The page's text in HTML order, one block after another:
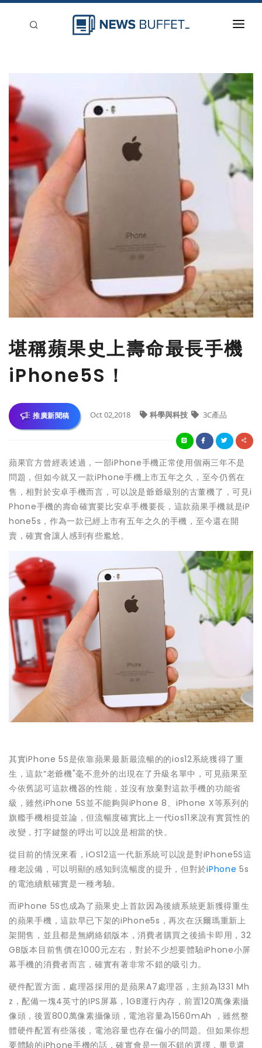
堪稱蘋果史上壽命最長手機
iPhone5S！
推廣新聞稿 Oct 02,2018 科學與科技 3C產品
蘋果官方曾經表述過，一部iPhone手機正常使用個兩三年不是
問題，但如今就又一款iPhone手機上市五年之久，至今仍舊在
售，相對於安卓手機而言，可以說是爺爺級別的古董機了，可見i
Phone手機的壽命確實要比安卓手機要長，這款蘋果手機就是iP
hone5s，作為一款已經上市有五年之久的手機，至今還在開
賣，確實會讓人感到有些尷尬。
其實iPhone 5S是依靠蘋果最新最流暢的的ios12系統獲得了重
生，這款“老爺機"毫不意外的出現在了升級名單中，可見蘋果至
今依舊認可這款機器的性能，並沒有放棄對這款手機的功能省
級，雖然iPhone 5S並不能夠與iPhone 8、iPhone X等系列的
旗艦手機相提並論，但流暢度確實比上一代ios11來說有實質性的
改變，打字鍵盤的呼出可以說是相當的快。
從目前的情況來看，iOS12這一代新系統可以說是對iPhone5S這
種老設備，可以明顯的感知到流暢度的提升，但對於iPhone 5s
的電池續航確實是一種考驗。
而iPhone 5S也成為了蘋果史上首款因為後續系統更新獲得重生
的蘋果手機，這款早已下架的iPhone5s，再次在沃爾瑪重新上
架開售，並且都是無網絡鎖版本，消費者購買之後插卡即用，32
GB版本目前售價在1000元左右，對於不少想要體驗iPhone小屏
幕手機的消費者而言，確實有著非常不錯的吸引力。
硬件配置方面，處理器採用的是蘋果A7處理器，主頻為1331 Mh
z，配備一塊4英寸的IPS屏幕，1GB運行內存，前置120萬像素攝
像頭，後置800萬像素攝像頭，電池容量為1560mAh ，雖然整
體硬件配置有些落後，電池容量也存在偏小的問題。但如果你想
要體驗的iPhone手機的話，確實會是一個不錯的選擇，畢竟還